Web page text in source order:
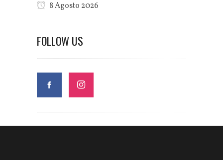
8 Agosto 2026
FOLLOW US